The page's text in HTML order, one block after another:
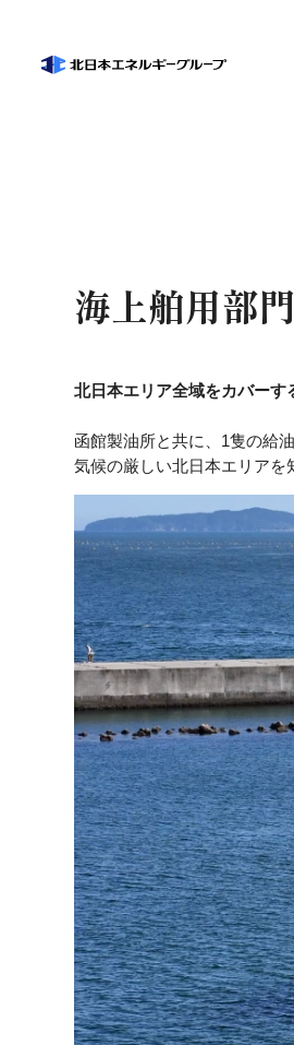
キーワード
店舗検索条件
キーワード
海上舶用部門
北日本エリア全域をカバーす
函館製油所と共に、1隻の給
気候の厳しい北日本エリアを